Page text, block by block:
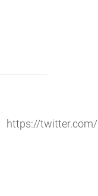
https://twitter.com/